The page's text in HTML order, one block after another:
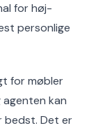
for høj-
personlige
for møbler
agenten kan
bedst. Det er